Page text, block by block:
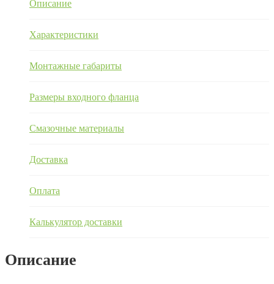
Описание
Характеристики
Монтажные габариты
Размеры входного фланца
Смазочные материалы
Доставка
Оплата
Калькулятор доставки
Описание